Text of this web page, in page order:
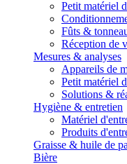
Petit matériel
Fûts &
Réception de
Mesures & analyses
Appareils de
Petit matériel
Solutions &
Hygiène & entretien
Matériel
Produits
Graisse & huile de
Bière